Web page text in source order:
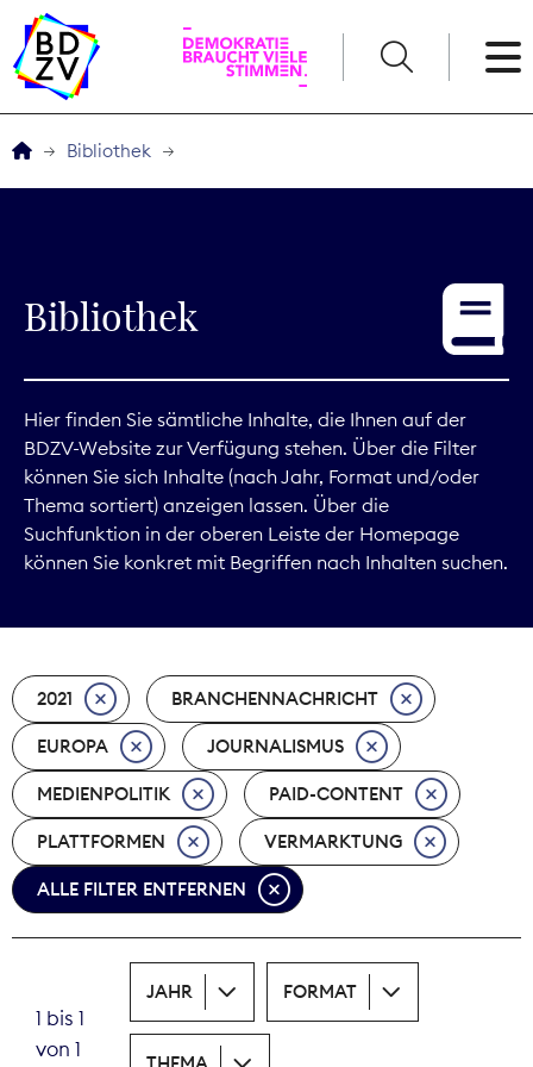
Service
Digitales
Kommunikation
Marktdaten
Nachhaltigkeit
Nachwuchs
Nova Award
Pressefreiheit
Print
Recht
Tarifpolitik
Bibliothek
Bibliothek
Hier finden Sie sämtliche Inhalte, die Ihnen auf der
BDZV-Website zur Verfügung stehen. Über die Filter
können Sie sich Inhalte (nach Jahr, Format und/oder
Thema sortiert) anzeigen lassen. Über die
Suchfunktion in der oberen Leiste der Homepage
können Sie konkret mit Begriffen nach Inhalten suchen.
2021 BRANCHENNACHRICHT
EUROPA JOURNALISMUS
MEDIENPOLITIK PAID-CONTENT
PLATTFORMEN VERMARKTUNG
ALLE FILTER ENTFERNEN
1 bis 1
von 1
JAHR FORMAT